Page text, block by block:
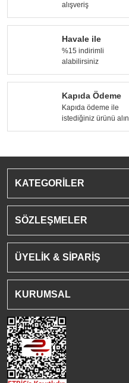
alışveriş
Havale ile
%15 indirimli
alabilirsiniz
Kapıda Ödeme
Kapıda ödeme ile
istediğiniz ürünü alın
KATEGORİLER
SÖZLEŞMELER
ÜYELİK & SİPARİŞ
KURUMSAL